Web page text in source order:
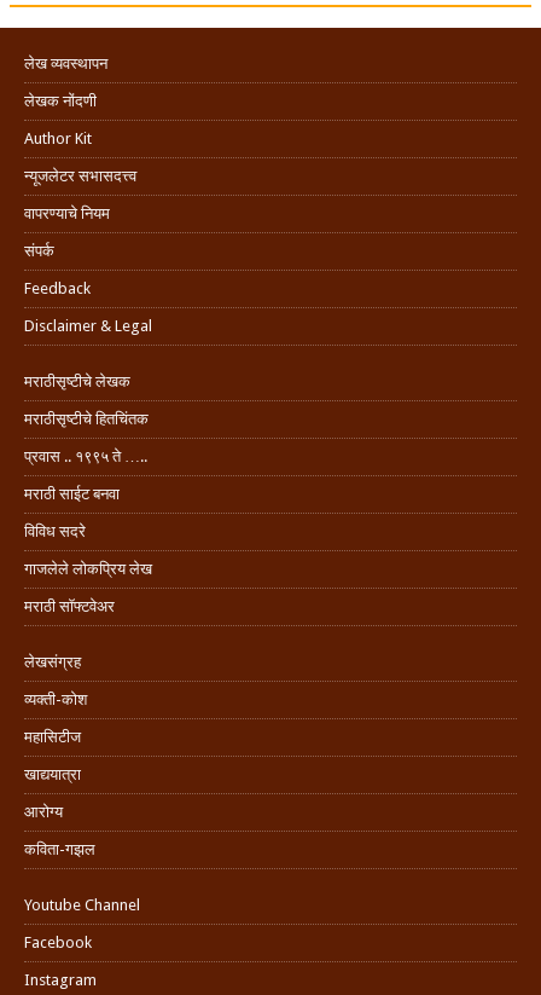
लेख व्यवस्थापन
लेखक नोंदणी
Author Kit
न्यूजलेटर सभासदत्त्व
वापरण्याचे नियम
संपर्क
Feedback
Disclaimer & Legal
मराठीसृष्टीचे लेखक
मराठीसृष्टीचे हितचिंतक
प्रवास .. १९९५ ते …..
मराठी साईट बनवा
विविध सदरे
गाजलेले लोकप्रिय लेख
मराठी सॉफ्टवेअर
लेखसंग्रह
व्यक्ती-कोश
महासिटीज
खाद्ययात्रा
आरोग्य
कविता-गझल
Youtube Channel
Facebook
Instagram